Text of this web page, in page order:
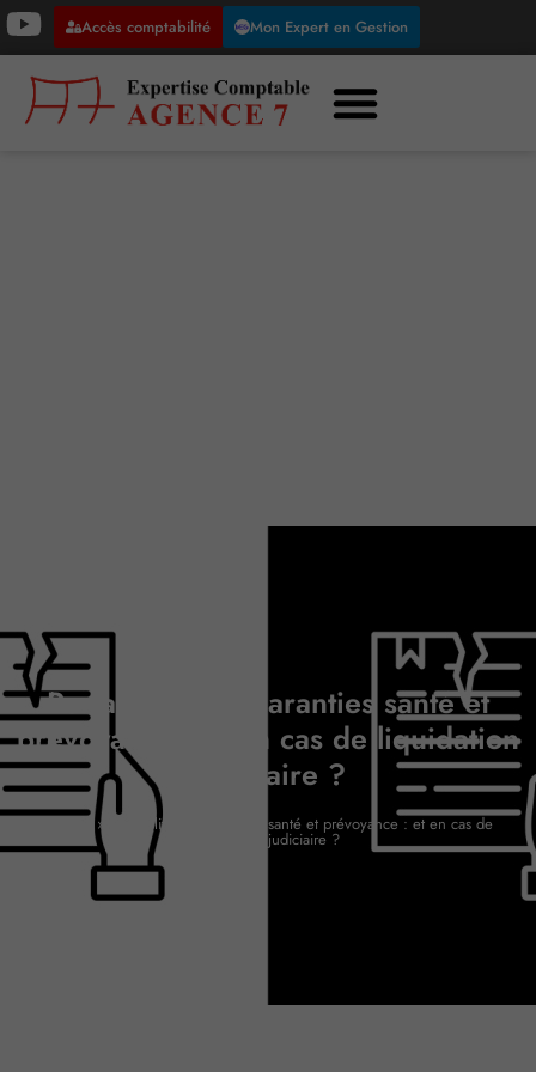
Accès comptabilité Mon Expert en Gestion
Portabilité des garanties santé et
prévoyance : et en cas de liquidation
judiciaire ?
Accueil » Portabilité des garanties santé et prévoyance : et en cas de
liquidation judiciaire ?